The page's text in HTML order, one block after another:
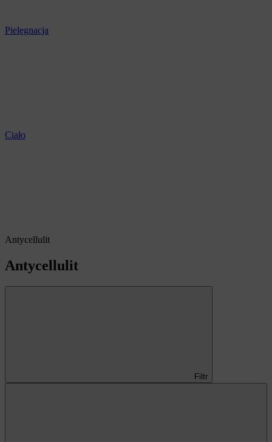
Pielęgnacja
Ciało
Antycellulit
Antycellulit
Filtr